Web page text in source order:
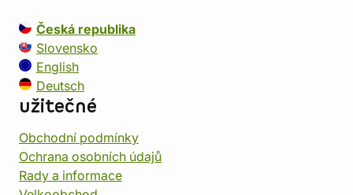
Česká republika
Slovensko
English
Deutsch
užitečné
Obchodní podmínky
Ochrana osobních údajů
Rady a informace